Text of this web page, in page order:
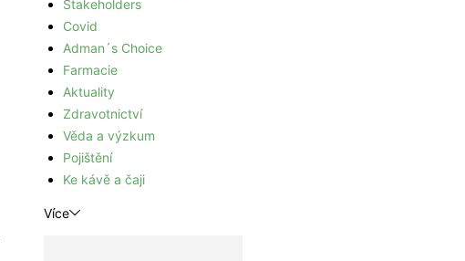
Stakeholders
Covid
Adman´s Choice
Farmacie
Aktuality
Zdravotnictví
Věda a výzkum
Pojištění
Ke kávě a čaji
Více